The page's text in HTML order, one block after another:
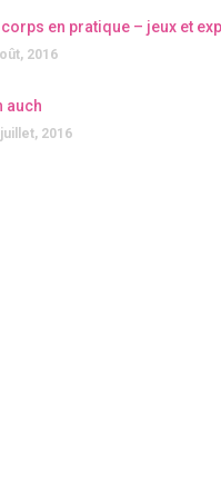
corps en pratique – jeux et
2016
auch
2016